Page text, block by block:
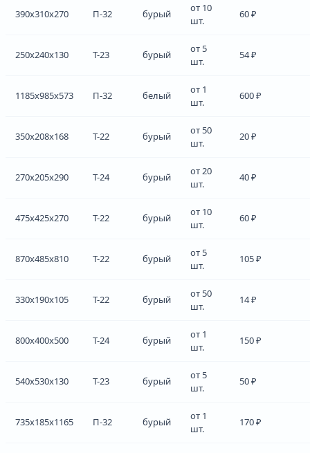
390x310x270 П-32 бурый
от 10
шт.
60 ₽
250x240x130 Т-23 бурый
от 5
шт.
54 ₽
1185x985x573 П-32 белый
от 1
шт.
600 ₽
350x208x168 Т-22 бурый
от 50
шт.
20 ₽
270x205x290 Т-24 бурый
от 20
шт.
40 ₽
475x425x270 Т-22 бурый
от 10
шт.
60 ₽
870x485x810 Т-22 бурый
от 5
шт.
105 ₽
330x190x105 Т-22 бурый
от 50
шт.
14 ₽
800x400x500 Т-24 бурый
от 1
шт.
150 ₽
540x530x130 Т-23 бурый
от 5
шт.
50 ₽
735x185x1165 П-32 бурый
от 1
шт.
170 ₽